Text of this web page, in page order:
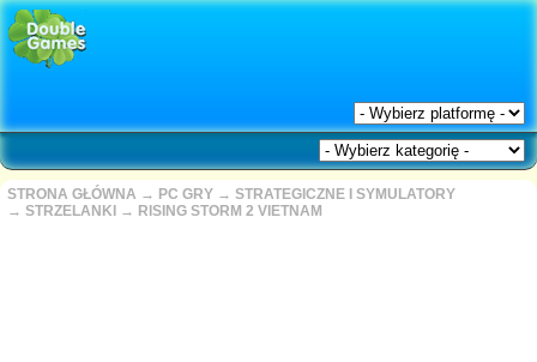
STRONA GŁÓWNA → PC GRY → STRATEGICZNE I SYMULATORY
→ STRZELANKI → RISING STORM 2 VIETNAM